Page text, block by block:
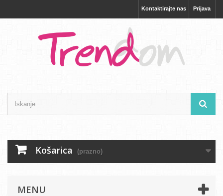
Prijava
Kontaktirajte nas
Košarica (prazno)
MENU